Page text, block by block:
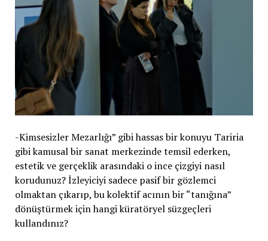
-Kimsesizler Mezarlığı” gibi hassas bir konuyu Tariria
gibi kamusal bir sanat merkezinde temsil ederken,
estetik ve gerçeklik arasındaki o ince çizgiyi nasıl
korudunuz? İzleyiciyi sadece pasif bir gözlemci
olmaktan çıkarıp, bu kolektif acının bir “tanığına”
dönüştürmek için hangi küratöryel süzgeçleri
kullandınız?